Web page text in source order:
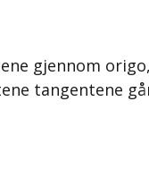
gjennom
tangentene